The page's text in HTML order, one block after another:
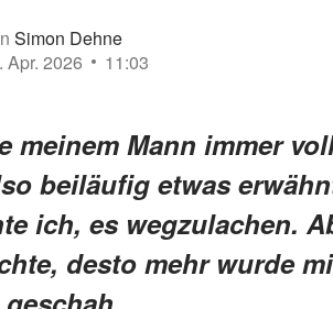
Simon Dehne
Apr. 2026
11:03
meinem Mann immer
beiläufig etwas
ich, es wegzulachen.
desto mehr wurde